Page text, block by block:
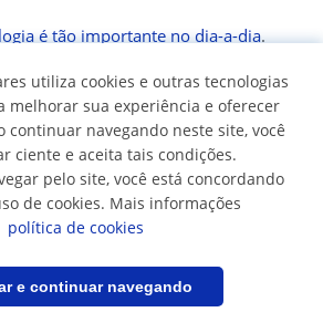
Filtrar
é tão importante no dia-a-dia.
biologia?
é apenas uma questão de
particularesou a instituição de
com o sistema educacional
básico e intermediário é a falta
da biologia, que é um assunto tão
pode se tornar um problema
utiliza cookies e outras tecnologias
melhorar sua experiência e oferecer
continuar navegando neste site, você
ciente e aceita tais condições.
pelo site, você está concordando
de cookies. Mais informações
política de cookies
e continuar navegando